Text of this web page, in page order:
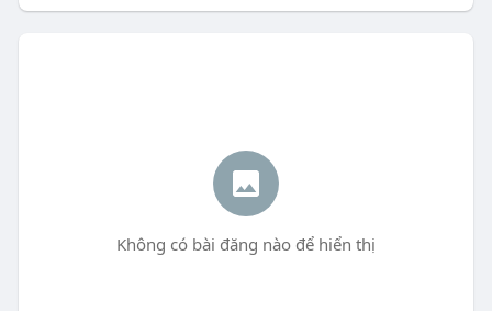
Không có bài đăng nào để hiển thị